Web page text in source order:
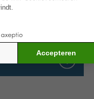
en sociale